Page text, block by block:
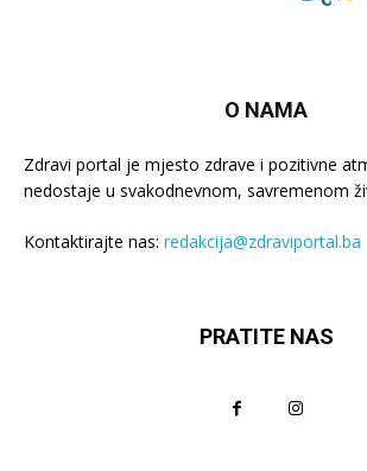
O NAMA
Zdravi portal je mjesto zdrave i pozitivne
nedostaje u svakodnevnom, savremenom
Kontaktirajte nas: redakcija@zdraviportal.ba
PRATITE NAS